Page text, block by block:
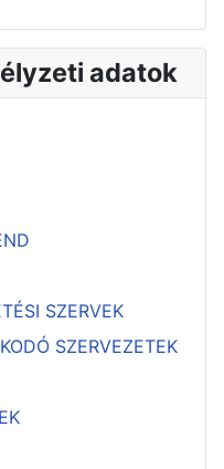
adatok
SZERVEK
SZERVEZETEK